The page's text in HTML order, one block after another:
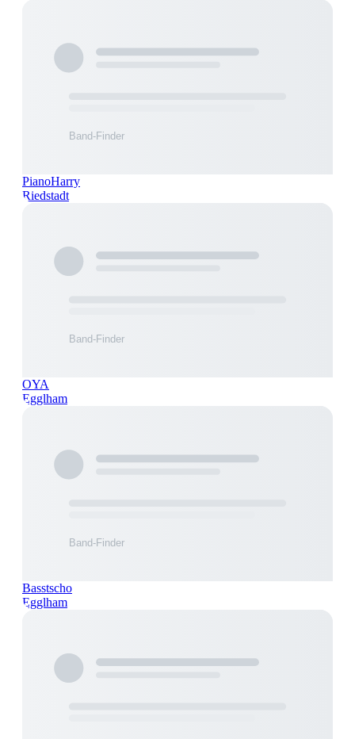
PianoHarry
Riedstadt
OYA
Egglham
Basstscho
Egglham